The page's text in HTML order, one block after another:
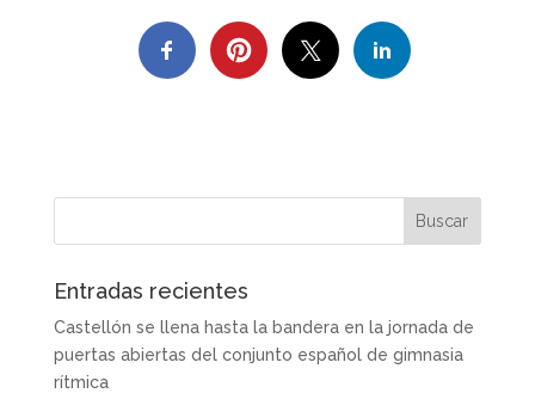
Entradas recientes
Castellón se llena hasta la bandera en la jornada de
puertas abiertas del conjunto español de gimnasia
rítmica